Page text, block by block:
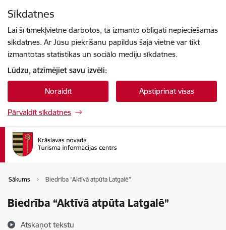
Sīkdatnes
Lai šī tīmekļvietne darbotos, tā izmanto obligāti nepieciešamās
sīkdatnes. Ar Jūsu piekrišanu papildus šajā vietnē var tikt
izmantotas statistikas un sociālo mediju sīkdatnes.
Lūdzu, atzīmējiet savu izvēli:
Noraidīt Apstiprināt visas
Pārvaldīt sīkdatnes
Sākums Biedrība “Aktīvā atpūta Latgalē”
Biedrība “Aktīvā atpūta Latgalē”
Atskaņot tekstu